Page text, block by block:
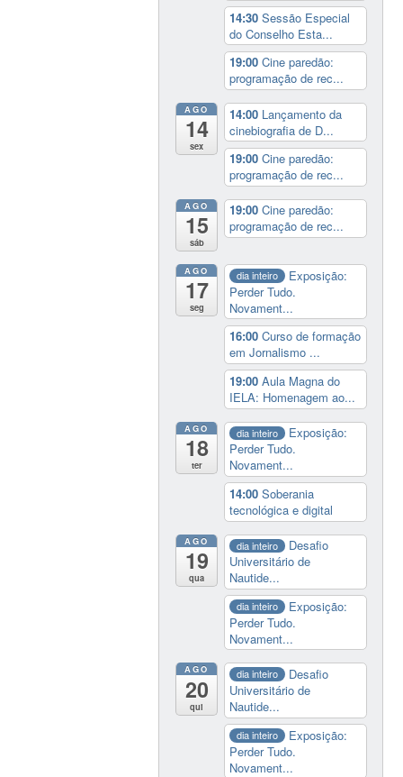
14:30Sessão Especial
do Conselho Esta...
19:00Cine paredão:
programação de rec...
AGO
14
sex
14:00 Lançamento da
cinebiografia de D...
19:00Cine paredão:
programação de rec...
AGO
15
sáb
19:00Cine paredão:
programação de rec...
AGO
17
seg
dia inteiro
Exposição:
Perder Tudo.
Novament...
16:00Curso de formação
em Jornalismo ...
19:00Aula Magna do
IELA: Homenagem ao...
AGO
18
ter
dia inteiro
Exposição:
Perder Tudo.
Novament...
14:00Soberania
tecnológica e digital
AGO
19
qua
dia inteiro
Desafio
Universitário de
Nautide...
dia inteiro
Exposição:
Perder Tudo.
Novament...
AGO
20
qui
dia inteiro
Desafio
Universitário de
Nautide...
dia inteiro
Exposição:
Perder Tudo.
Novament...